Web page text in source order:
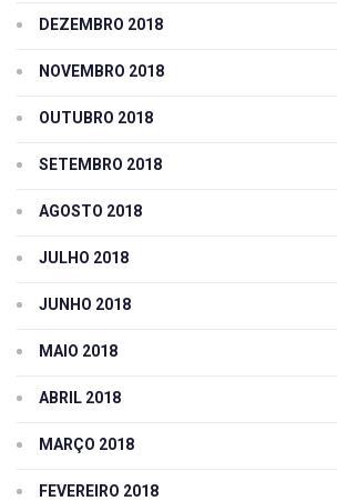
DEZEMBRO 2018
NOVEMBRO 2018
OUTUBRO 2018
SETEMBRO 2018
AGOSTO 2018
JULHO 2018
JUNHO 2018
MAIO 2018
ABRIL 2018
MARÇO 2018
FEVEREIRO 2018